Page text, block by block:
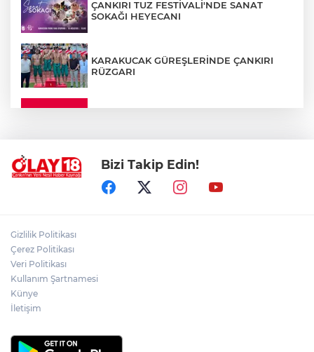
ÇANKIRI TUZ FESTİVALİ'NDE SANAT
SOKAĞI HEYECANI
KARAKUCAK GÜREŞLERİNDE ÇANKIRI
RÜZGARI
ADEM YAYLACI ELDİVAN'DA DUALARLA
TOPRAĞA VERİLDİ
ABD-İRAN HATTINDA YENİ KRİZ
Bizi Takip Edin!
Gizlilik Politikası
Çerez Politikası
Veri Politikası
Kullanım Şartnamesi
Künye
İletişim